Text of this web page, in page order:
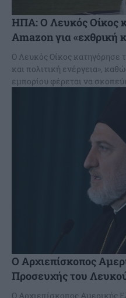
ΗΠΑ: Ο Λευκός Οίκος
Amazon για «εχθρική
Ο Λευκός Οίκος κατηγόρησε
και πολιτική ενέργεια»,
εμπορίου φέρεται να
Ο Αρχιεπίσκοπος
Προσευχής του
Ο Αρχιεπίσκοπος Αμερικής